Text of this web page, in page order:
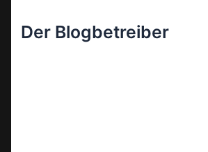
Der Blogbetreiber